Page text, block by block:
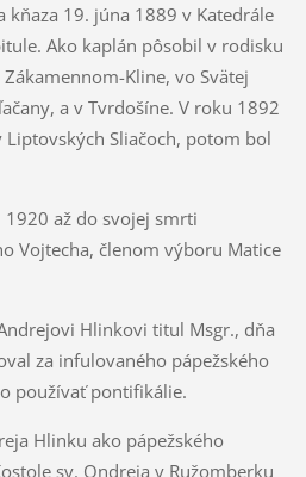
kňaza 19. júna 1889 v Katedrále
Ako kaplán pôsobil v rodisku
Kline, vo Svätej
a v Tvrdošíne. V roku 1892
Sliačoch, potom bol
až do svojej smrti
Vojtecha, členom výboru Matice
Hlinkovi titul Msgr., dňa
za infulovaného pápežského
používať pontifikálie.
Hlinku ako pápežského
sv. Ondreja v Ružomberku